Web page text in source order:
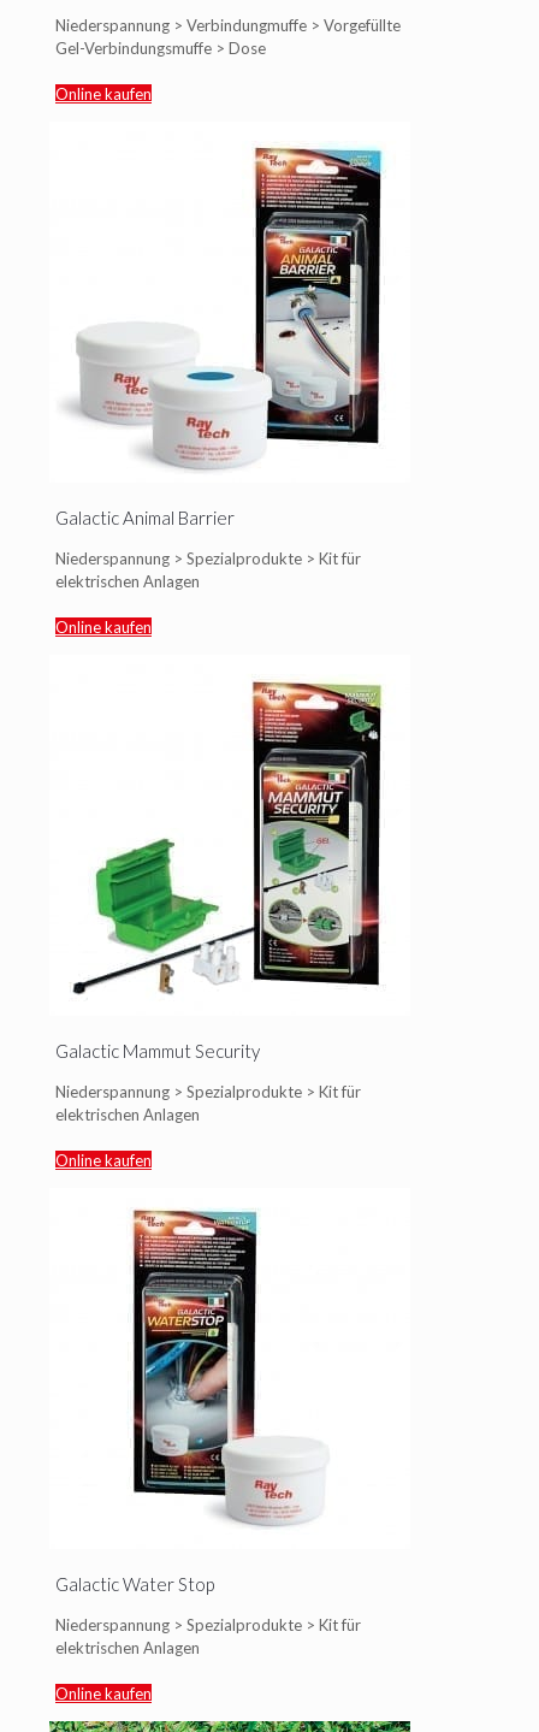
Niederspannung > Verbindungmuffe > Vorgefüllte
Gel-Verbindungsmuffe > Dose
Online kaufen
Galactic Animal Barrier
Niederspannung > Spezialprodukte > Kit für
elektrischen Anlagen
Online kaufen
Galactic Mammut Security
Niederspannung > Spezialprodukte > Kit für
elektrischen Anlagen
Online kaufen
Galactic Water Stop
Niederspannung > Spezialprodukte > Kit für
elektrischen Anlagen
Online kaufen